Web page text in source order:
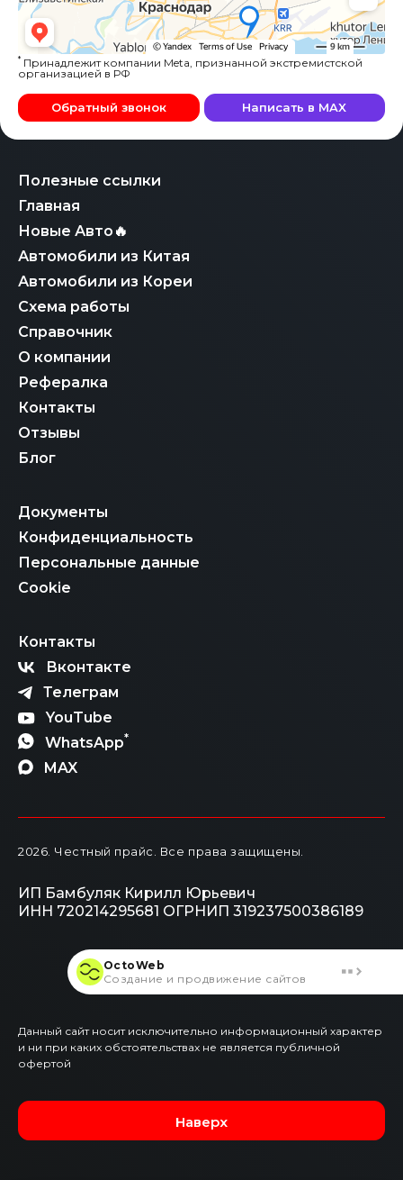
Полезные ссылки
Главная
Новые Авто🔥
Автомобили из Китая
Автомобили из Кореи
Схема работы
Справочник
О компании
Рефералка
Контакты
Отзывы
Блог
Документы
Конфиденциальность
Персональные данные
Cookie
Контакты
Вконтакте
Телеграм
YouTube
WhatsApp*
MAX
* Принадлежит компании Meta, признанной экстремистской
организацией в РФ
Обратный звонок Написать в MAX
2026 . Честный прайс. Все права защищены.
ИП Бамбуляк Кирилл Юрьевич
ИНН 720214295681 ОГРНИП 319237500386189
Данный сайт носит исключительно информационный характер
и ни при каких обстоятельствах не является публичной
офертой
Наверх
OctoWeb
Создание и продвижение сайтов